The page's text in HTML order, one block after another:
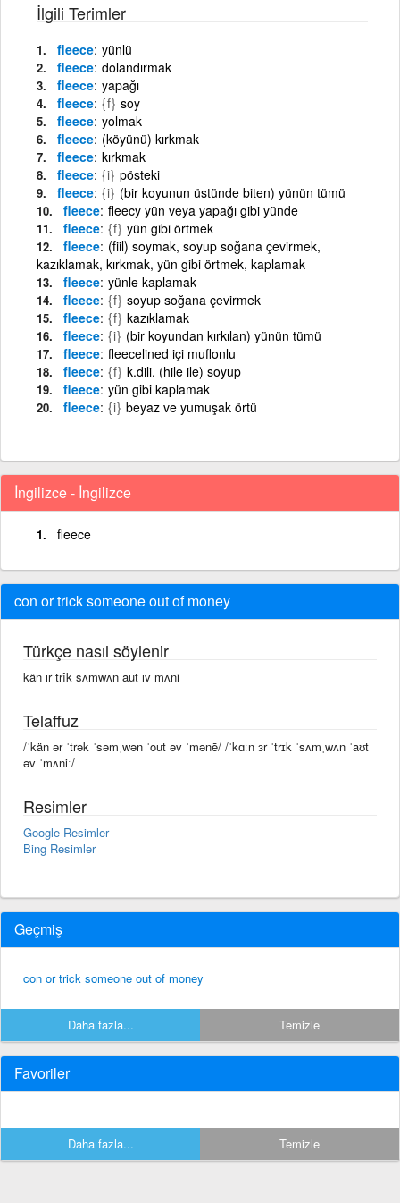
İlgili Terimler
fleece yünlü
fleece dolandırmak
fleece yapağı
fleece {f} soy
fleece yolmak
fleece (köyünü) kırkmak
fleece kırkmak
fleece {i} pösteki
fleece {i} (bir koyunun üstünde biten) yünün tümü
fleece fleecy yün veya yapağı gibi yünde
fleece {f} yün gibi örtmek
fleece (fiil) soymak, soyup soğana çevirmek,
kazıklamak, kırkmak, yün gibi örtmek, kaplamak
fleece yünle kaplamak
fleece {f} soyup soğana çevirmek
fleece {f} kazıklamak
fleece {i} (bir koyundan kırkılan) yünün tümü
fleece fleecelined içi muflonlu
fleece {f} k.dili. (hile ile) soyup
fleece yün gibi kaplamak
fleece {i} beyaz ve yumuşak örtü
İngilizce - İngilizce
fleece
con or trick someone out of money
Türkçe nasıl söylenir
kän ır trîk sʌmwʌn aut ıv mʌni
Telaffuz
/ˈkän ər ˈtrək ˈsəmˌwən ˈout əv ˈmənē/ /ˈkɑːn ɜr ˈtrɪk ˈsʌmˌwʌn ˈaʊt
əv ˈmʌniː/
Resimler
Google Resimler
Bing Resimler
Geçmiş
con or trick someone out of money
Daha fazla... Temizle
Favoriler
Daha fazla... Temizle